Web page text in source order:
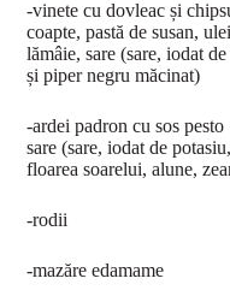
-vinete cu dovleac și
coapte, pastă de susan,
lămâie, sare (sare, iodat
și piper negru măcinat)
-ardei padron cu sos
sare (sare, iodat de
floarea soarelui, alune,
-rodii
-mazăre edamame